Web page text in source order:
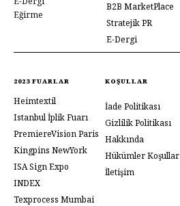
Eğirme
B2B MarketPlace
Stratejik PR
E-Dergi
2023 FUARLAR
Heimtextil
Istanbul İplik Fuarı
PremiereVision Paris
Kingpins NewYork
ISA Sign Expo
INDEX
Texprocess Mumbai
KOŞULLAR
İade Politikası
Gizlilik Politikası
Hakkında
Hükümler Koşullar
İletişim